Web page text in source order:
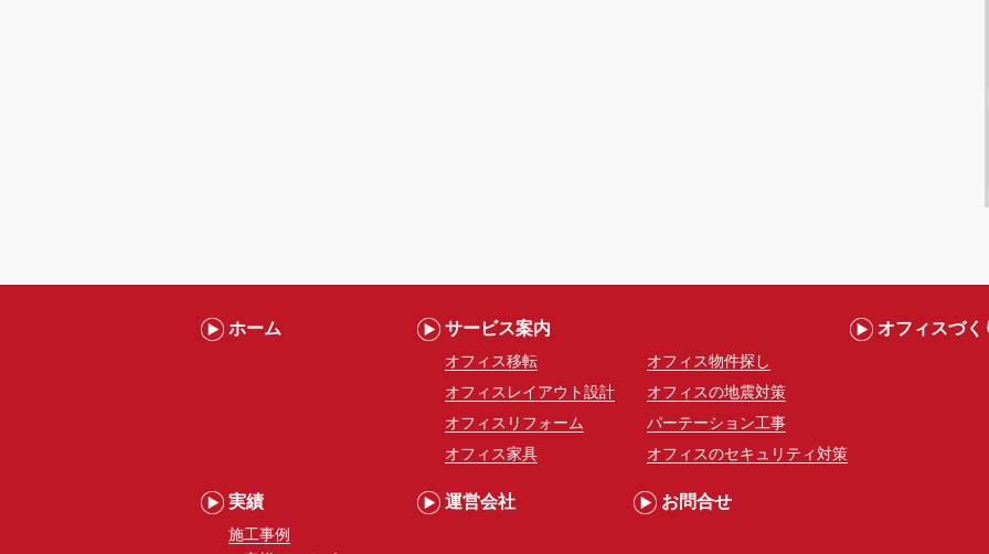
ホーム サービス案内
オフィス移転
オフィス物件探し
オフィスレイアウト設計
オフィスの地震対策
オフィスリフォーム
パーテーション工事
オフィス家具
オフィスのセキュリティ対策
オフィスづく
実績
施工事例
運営会社 お問合せ